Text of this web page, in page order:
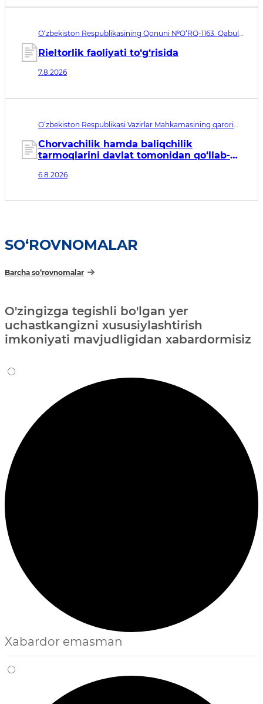
O‘zbekiston Respublikasining Qonuni №O‘RQ-1163. Qabul
Rieltorlik faoliyati to‘g‘risida
7.8.2026
O‘zbekiston Respublikasi Vazirlar Mahkamasining qarori
sanasi 07.08.2026
Chorvachilik hamda baliqchilik
tarmoqlarini davlat tomonidan qo‘llab-
tadbirlari to‘g‘risida
6.8.2026
SO‘ROVNOMALAR
Barcha so‘rovnomalar
O'zingizga tegishli bo'lgan yer
uchastkangizni xususiylashtirish
imkoniyati mavjudligidan xabardormisiz
Xabardor emasman